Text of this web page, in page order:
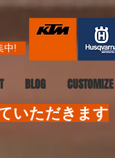
中!
BLOG CUSTOMIZE
いただきます